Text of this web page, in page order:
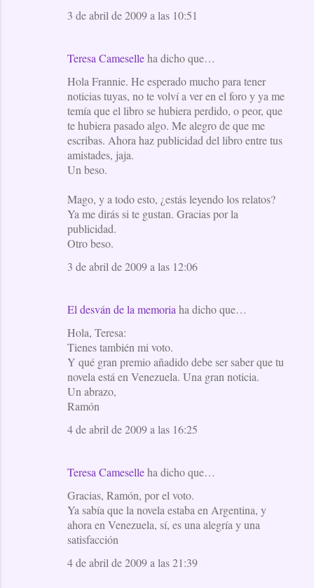
3 de abril de 2009 a las 10:51
Teresa Cameselleha dicho que…
Hola Frannie. He esperado mucho para tener
noticias tuyas, no te volví a ver en el foro y ya me
temía que el libro se hubiera perdido, o peor, que
te hubiera pasado algo. Me alegro de que me
escribas. Ahora haz publicidad del libro entre tus
amistades, jaja.
Un beso.
Mago, y a todo esto, ¿estás leyendo los relatos?
Ya me dirás si te gustan. Gracias por la
publicidad.
Otro beso.
3 de abril de 2009 a las 12:06
El desván de la memoria ha dicho que…
Hola, Teresa:
Tienes también mi voto.
Y qué gran premio añadido debe ser saber que tu
novela está en Venezuela. Una gran noticia.
Un abrazo,
Ramón
4 de abril de 2009 a las 16:25
Teresa Cameselleha dicho que…
Gracias, Ramón, por el voto.
Ya sabía que la novela estaba en Argentina, y
ahora en Venezuela, sí, es una alegría y una
satisfacción
4 de abril de 2009 a las 21:39